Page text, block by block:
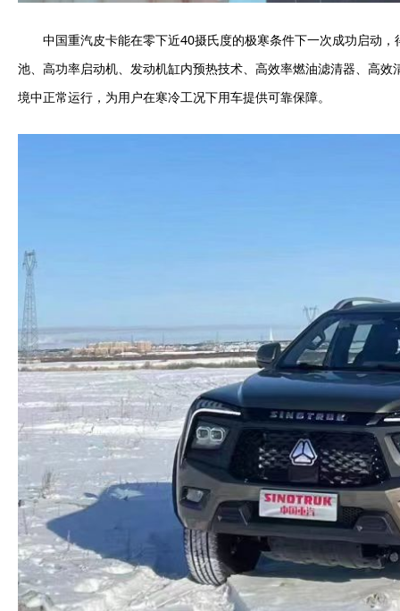
中国重汽皮卡能在零下近40摄氏度的极寒条件下一次成功启动
池、高功率启动机、发动机缸内预热技术、高效率燃油滤清器、高
境中正常运行，为用户在寒冷工况下用车提供可靠保障。